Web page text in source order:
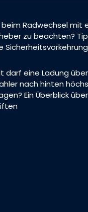
Radwechsel mit
zu beachten?
darf eine Ladung
nach hinten
Ein Überblick